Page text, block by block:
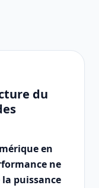
du
en
ne
puissance